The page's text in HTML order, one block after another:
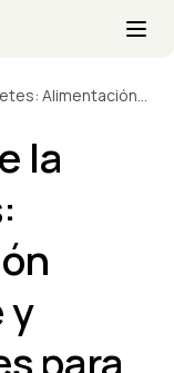
Claves para la Prevención y el Control
la
y